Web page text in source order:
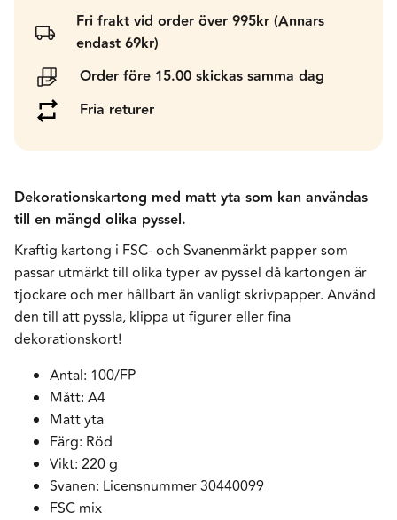
Fri frakt vid order över 995kr (Annars
endast 69kr)
Order före 15.00 skickas samma dag
Fria returer
Dekorationskartong med matt yta som kan användas
till en mängd olika pyssel.
Kraftig kartong i FSC- och Svanenmärkt papper som
passar utmärkt till olika typer av pyssel då kartongen är
tjockare och mer hållbart än vanligt skrivpapper. Använd
den till att pyssla, klippa ut figurer eller fina
dekorationskort!
Antal: 100/FP
Mått: A4
Matt yta
Färg: Röd
Vikt: 220 g
Svanen: Licensnummer 30440099
FSC mix